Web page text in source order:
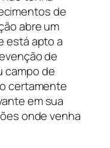
de
abre um
está apto a
de
campo de
certamente
em sua
onde venha